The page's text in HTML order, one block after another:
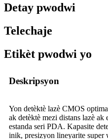
Detay pwodwi
Telechaje
Etikèt pwodwi yo
Deskripsyon
Yon detèktè lazè CMOS
ak detèktè mezi distans lazè
estanda seri PDA. Kapasite
inik, presizyon lineyarite super